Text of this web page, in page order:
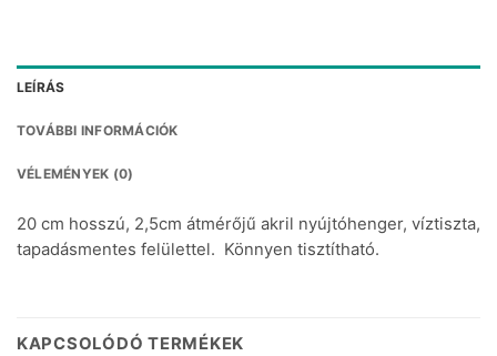
LEÍRÁS
TOVÁBBI INFORMÁCIÓK
VÉLEMÉNYEK (0)
20 cm hosszú, 2,5cm átmérőjű akril nyújtóhenger, víztiszta,
tapadásmentes felülettel. Könnyen tisztítható.
KAPCSOLÓDÓ TERMÉKEK